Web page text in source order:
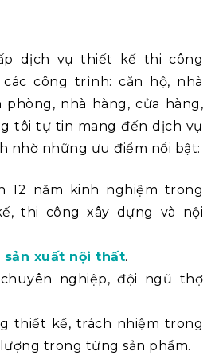
dịch vụ thiết kế thi công
công trình: căn hộ, nhà
nhà hàng, cửa hàng,
tôi tự tin mang đến dịch vụ
nhờ những ưu điểm nổi bật:
12 năm kinh nghiệm trong
thi công xây dựng và nội
sản xuất nội thất.
nghiệp, đội ngũ thợ
thiết kế, trách nhiệm trong
trong từng sản phẩm.